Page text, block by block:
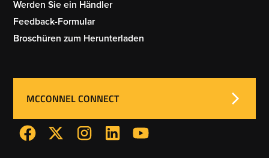
Werden Sie ein Händler
Feedback-Formular
Broschüren zum Herunterladen
MCCONNEL CONNECT